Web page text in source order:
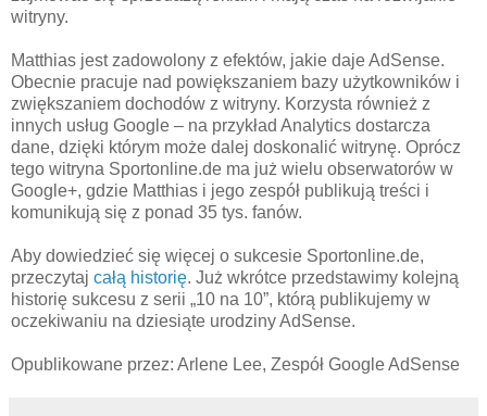
witryny.
Matthias jest zadowolony z efektów, jakie daje AdSense.
Obecnie pracuje nad powiększaniem bazy użytkowników i
zwiększaniem dochodów z witryny. Korzysta również z
innych usług Google – na przykład Analytics dostarcza
dane, dzięki którym może dalej doskonalić witrynę. Oprócz
tego witryna Sportonline.de ma już wielu obserwatorów w
Google+, gdzie Matthias i jego zespół publikują treści i
komunikują się z ponad 35 tys. fanów.
Aby dowiedzieć się więcej o sukcesie Sportonline.de,
przeczytaj całą historię. Już wkrótce przedstawimy kolejną
historię sukcesu z serii „10 na 10”, którą publikujemy w
oczekiwaniu na dziesiąte urodziny AdSense.
Opublikowane przez: Arlene Lee, Zespół Google AdSense